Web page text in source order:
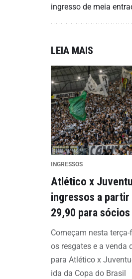
ingresso de meia
LEIA MAIS
INGRESSOS
Atlético x
ingressos a partir
29,90 para sócios
Começam nesta
os resgates e a venda
para Atlético x
ida da Copa do Brasil